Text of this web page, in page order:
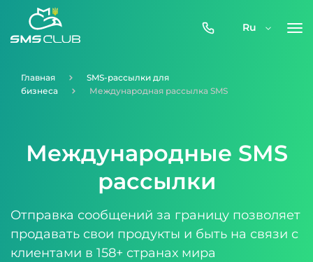
0800-
Ru
Главная
SMS-рассылки для
бизнеса
Международная рассылка SMS
Международные SMS
рассылки
Отправка сообщений за границу позволяет
продавать свои продукты и быть на связи с
клиентами в 158+ странах мира